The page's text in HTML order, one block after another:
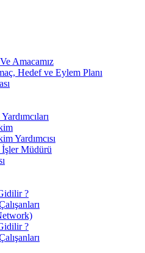
Amacamız
Hedef ve Eylem Planı
Yardımcısı
Müdürü
?
?